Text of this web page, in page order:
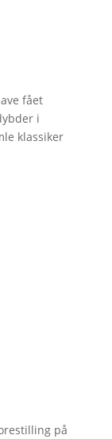
fået
i
klassiker
på